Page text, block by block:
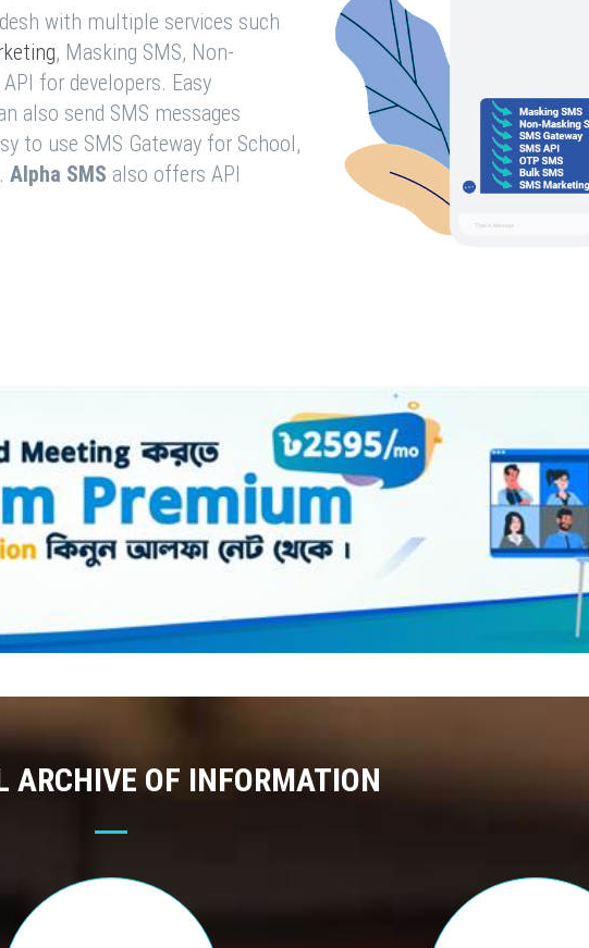
with multiple services such
, Masking SMS, Non-
for developers. Easy
also send SMS messages
to use SMS Gateway for School,
Alpha SMS also offers API
ARCHIVE OF INFORMATION